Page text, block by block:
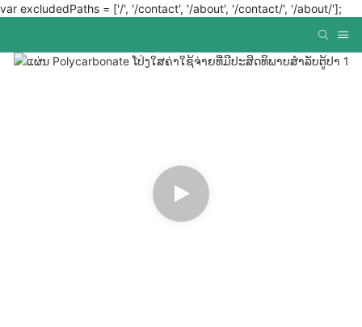
var excludedPaths = ['/', '/contact', '/about', '/contact/', '/about/'];